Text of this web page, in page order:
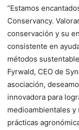
“Estamos
Conservancy.
conservación y su
consistente en
métodos
Fyrwald, CEO de
asociación,
innovadora para
medioambientales
prácticas